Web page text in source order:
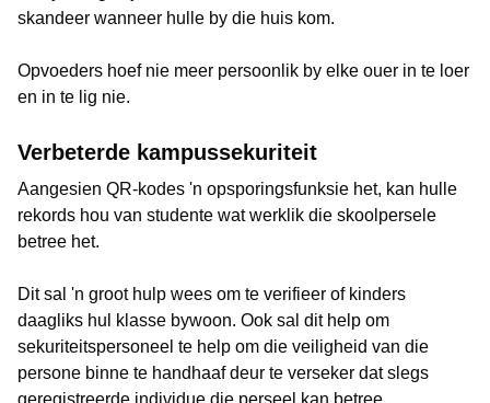
skandeer wanneer hulle by die huis kom.
Opvoeders hoef nie meer persoonlik by elke ouer in te loer
en in te lig nie.
Verbeterde kampussekuriteit
Aangesien QR-kodes 'n opsporingsfunksie het, kan hulle
rekords hou van studente wat werklik die skoolpersele
betree het.
Dit sal 'n groot hulp wees om te verifieer of kinders
daagliks hul klasse bywoon. Ook sal dit help om
sekuriteitspersoneel te help om die veiligheid van die
persone binne te handhaaf deur te verseker dat slegs
geregistreerde individue die perseel kan betree.